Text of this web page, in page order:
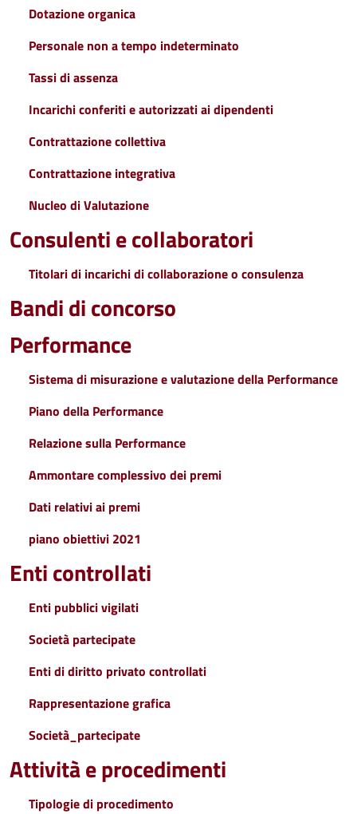
Dotazione organica
Personale non a tempo indeterminato
Tassi di assenza
Incarichi conferiti e autorizzati ai dipendenti
Contrattazione collettiva
Contrattazione integrativa
Nucleo di Valutazione
Consulenti e collaboratori
Titolari di incarichi di collaborazione o consulenza
Bandi di concorso
Performance
Sistema di misurazione e valutazione della Performance
Piano della Performance
Relazione sulla Performance
Ammontare complessivo dei premi
Dati relativi ai premi
piano obiettivi 2021
Enti controllati
Enti pubblici vigilati
Società partecipate
Enti di diritto privato controllati
Rappresentazione grafica
Società_partecipate
Attività e procedimenti
Tipologie di procedimento